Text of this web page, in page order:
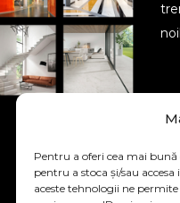
Pentru a oferi cea mai
pentru a stoca și/sau
aceste tehnologii ne